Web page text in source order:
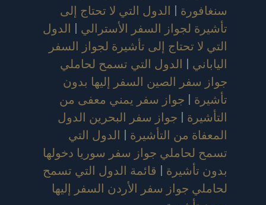
سنغافورة | الدول التي لا تحتاج إلى
تأشيرة لجواز السفر الأسترالي | الدول
التي لا تحتاج إلى تأشيرة لجواز السفر
الياباني | الدول التي تسمح لحاملي
جواز سفر الصين السفر إليها بدون
تأشيرة | جواز سفر يمني معفى من
التأشيرة | جواز سفر البحرين الدول
المعفاة من التأشيرة | الدول التي
تسمح لحاملي جواز سفر سوريا دخولها
بدون تأشيرة | قائمة الدول التي تسمح
لحاملي جواز سفر الأردن السفر إليها